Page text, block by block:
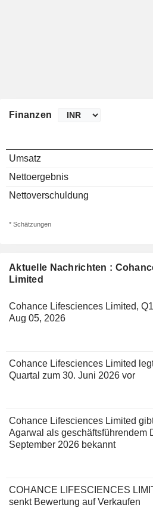
Aktuelle Nachrichten :
Limited
Cohance Lifesciences Limited,
Aug 05, 2026
Cohance Lifesciences Limited
Quartal zum 30. Juni 2026 vor
Cohance Lifesciences Limited
Agarwal als geschäftsführendem
September 2026 bekannt
COHANCE LIFESCIENCES
senkt Bewertung auf Verkaufen
Finanzen
Umsatz
Nettoergebnis
Nettoverschuldung
* Schätzungen